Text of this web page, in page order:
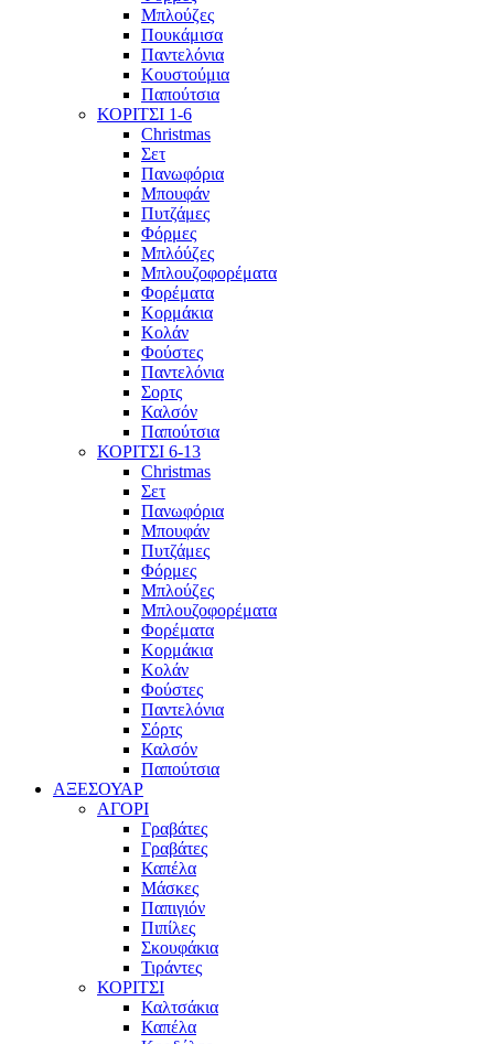
Μπλούζες
Πουκάμισα
Παντελόνια
Κουστούμια
Παπούτσια
ΚΟΡΙΤΣΙ 1-6
Christmas
Σετ
Πανωφόρια
Μπουφάν
Πυτζάμες
Φόρμες
Μπλόύζες
Μπλουζοφορέματα
Φορέματα
Κορμάκια
Κολάν
Φούστες
Παντελόνια
Σορτς
Καλσόν
Παπούτσια
ΚΟΡΙΤΣΙ 6-13
Christmas
Σετ
Πανωφόρια
Μπουφάν
Πυτζάμες
Φόρμες
Μπλούζες
Μπλουζοφορέματα
Φορέματα
Κορμάκια
Κολάν
Φούστες
Παντελόνια
Σόρτς
Καλσόν
Παπούτσια
ΑΞΕΣΟΥΑΡ
ΑΓΟΡΙ
Γραβάτες
Γραβάτες
Καπέλα
Μάσκες
Παπιγιόν
Πιπίλες
Σκουφάκια
Τιράντες
ΚΟΡΙΤΣΙ
Καλτσάκια
Καπέλα